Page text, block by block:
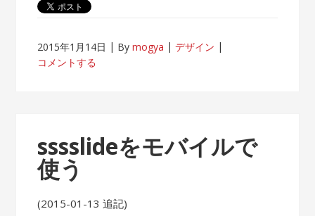
2015年1月14日 Bymogya
デザイン
コメントする
sssslideをモバイルで
使う
(2015-01-13 追記)